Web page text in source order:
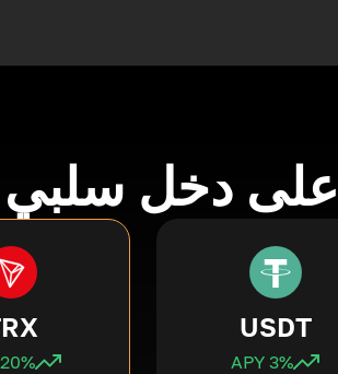
دخل سلبي
USDT
3% APY
20% APY